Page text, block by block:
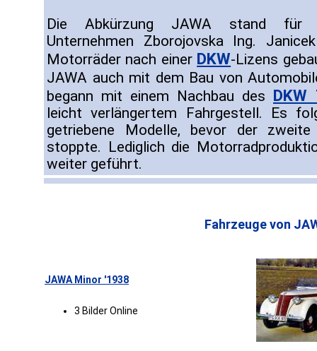
Die Abkürzung JAWA stand für
Unternehmen Zborojovska Ing.
Motorräder nach einer DKW-Lizens
JAWA auch mit dem Bau von
begann mit einem Nachbau des DKW
leicht verlängertem Fahrgestell. Es
getriebene Modelle, bevor der
stoppte. Lediglich die
weiter geführt.
Fahrzeuge von
JAWA Minor '1938
3 Bilder Online